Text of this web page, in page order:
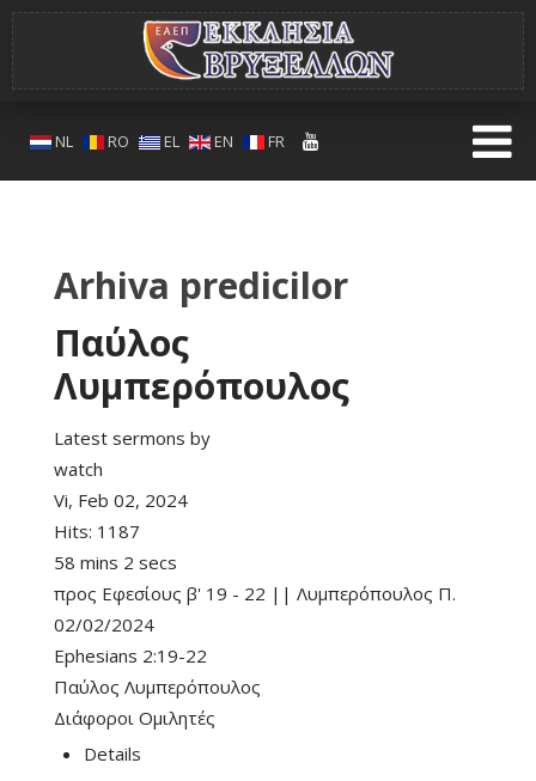
NL RO EL EN FR
Arhiva predicilor
Παύλος
Λυμπερόπουλος
Latest sermons by
watch
Vi, Feb 02, 2024
Hits: 1187
58 mins 2 secs
προς Εφεσίους β' 19 - 22 || Λυμπερόπουλος Π.
02/02/2024
Ephesians 2:19-22
Παύλος Λυμπερόπουλος
Διάφοροι Ομιλητές
Details